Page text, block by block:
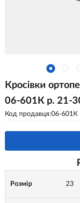
Кросівки
06-601К р. 21-
Код продавця:06-601К
Розмір 23